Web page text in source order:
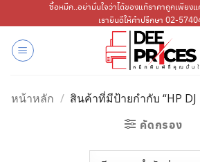
ไป
เนื้อหา
ซื้อหมึก..อย่ามั่นใจว่าได้ของแท้ราคาถูกเพียง
เรายินดีให้คำปรึกษา 02-
หน้าหลัก / สินค้าที่มีป้ายกำกับ “HP DJ
คัดกรอง